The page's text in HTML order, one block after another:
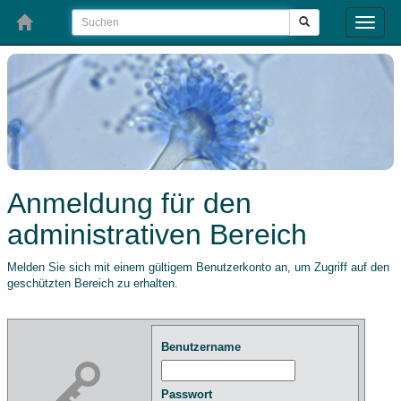
Toggle
Anmeldung für den
administrativen Bereich
Melden Sie sich mit einem gültigem Benutzerkonto an, um Zugriff auf den
geschützten Bereich zu erhalten.
Benutzername
Passwort